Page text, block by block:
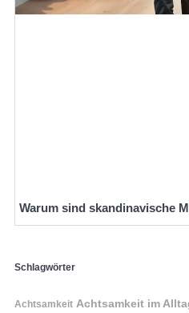
Warum sind skandinavische
Schlagwörter
Achtsamkeit Achtsamkeit im